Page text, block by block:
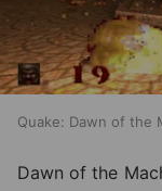
Quake: Dawn of the
Dawn of the